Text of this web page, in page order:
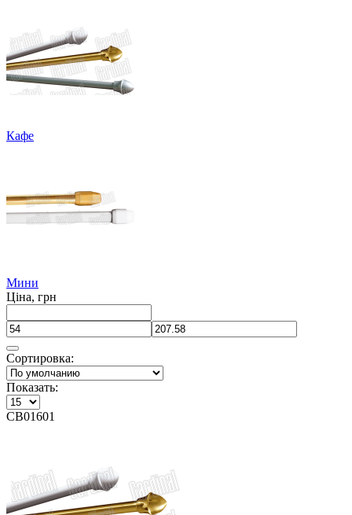
Кафе
Мини
Ціна, грн
Сортировка:
Показать:
CB01601